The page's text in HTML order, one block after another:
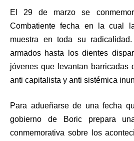
El 29 de marzo se
Combatiente fecha en la cual
muestra en toda su
armados hasta los dientes
jóvenes que levantan barricadas
anti capitalista y anti sistémica
Para adueñarse de una fecha
gobierno de Boric prepara
conmemorativa sobre los